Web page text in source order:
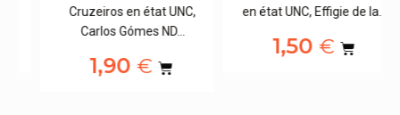
Cruzeiros en état UNC,
Carlos Gómes ND…
1,90€
en état UNC, Effigie de la…
1,50€